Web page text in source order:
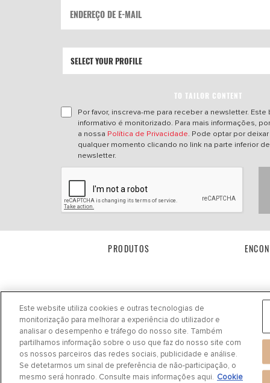
TO TAILOR CONTENT
Por favor, inscreva-me para receber a newsletter. Este
informativo é monitorizado. Para mais informações,
a nossa Política de Privacidade. Pode optar por
qualquer momento clicando no link na parte inferior
newsletter.
PRODUTOS
Política de privacidade| Cookie Settings|Cookie Notice|Termos de Uso
©2024 DRiV Automotive Inc. ou uma das suas afiliadas em um ou mais países.
Este website utiliza cookies e outras tecnologias de
monitorização para melhorar a experiência do utilizador e
analisar o desempenho e tráfego do nosso site. Também
partilhamos informação sobre o uso que faz do nosso site com
os nossos parceiros das redes sociais, publicidade e análise.
Se detetarmos um sinal de preferência de não-participação, o
mesmo será honrado. Consulte mais informações aqui. Cookie